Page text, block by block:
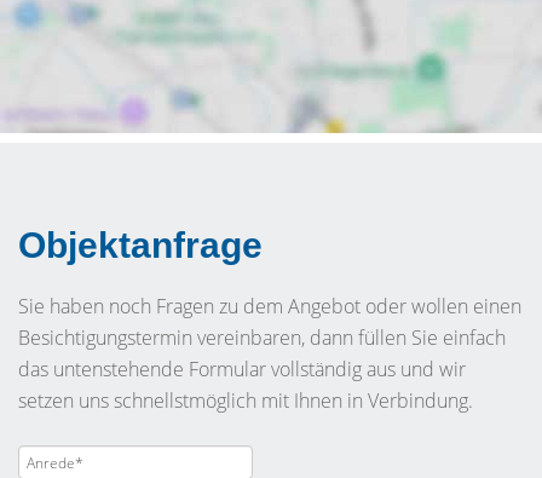
Objektanfrage
Sie haben noch Fragen zu dem Angebot oder wollen einen
Besichtigungstermin vereinbaren, dann füllen Sie einfach
das untenstehende Formular vollständig aus und wir
setzen uns schnellstmöglich mit Ihnen in Verbindung.